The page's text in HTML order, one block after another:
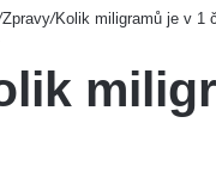
Zpravy/Kolik miligramů je v 1